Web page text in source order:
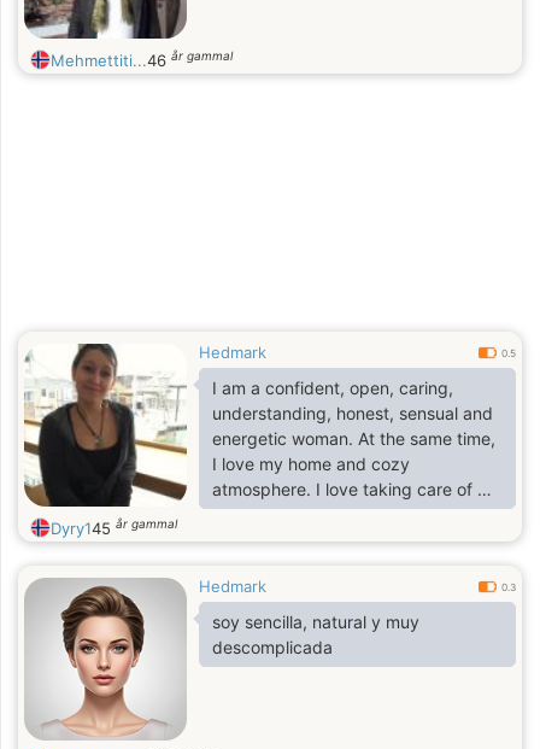
Mehmettiti...46 år gammal
Hedmark 0.5
I am a confident, open, caring,
understanding, honest, sensual and
energetic woman. At the same time,
I love my home and cozy
atmosphere. I love taking care of my
man, cooking something tasty for
him, making a quiet home for us,
would like to meet a good man,
friend, partner, lover. I want to have
a good happy life together. It's a
blessing to be with the one you love.
Dyry145 år gammal
Hedmark 0.3
soy sencilla, natural y muy
descomplicada